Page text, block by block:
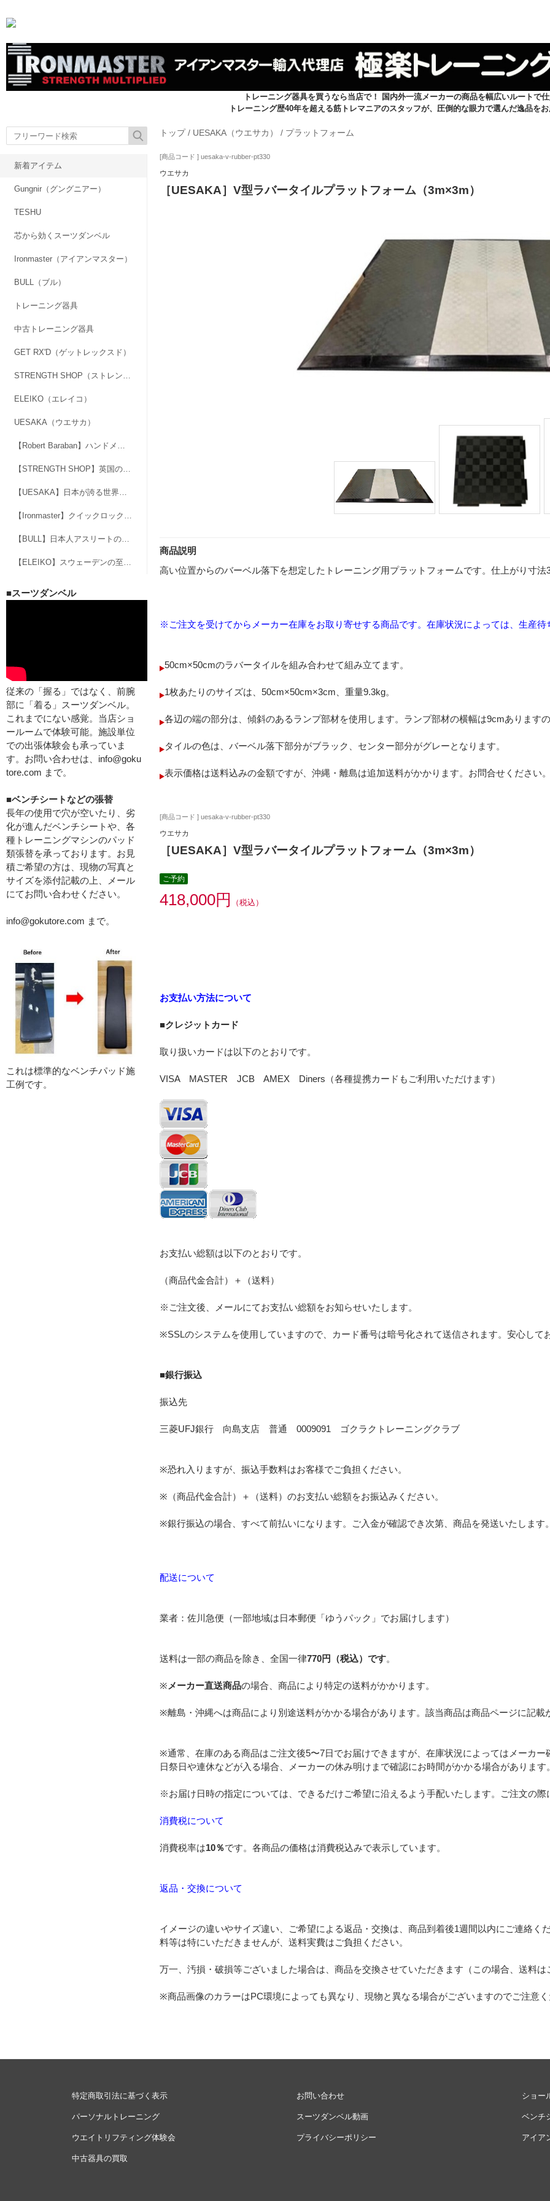
トレーニング器具を買うなら当店で！ 国内外一流メーカーの商品を幅広いルートで仕
トレーニング歴40年を超える筋トレマニアのスタッフが、圧倒的な眼力で選んだ逸品をお
新着アイテム
Gungnir（グングニアー）
TESHU
芯から効くスーツダンベル
Ironmaster（アイアンマスター）
BULL（ブル）
トレーニング器具
中古トレーニング器具
GET RX'D（ゲットレックスド）
ELEIKO（エレイコ）
UESAKA（ウエサカ）
■スーツダンベル
従来の「握る」ではなく、前腕
部に「着る」スーツダンベル。
これまでにない感覚。当店ショ
ールームで体験可能。施設単位
での出張体験会も承っていま
す。お問い合わせは、info@goku
tore.com まで。
■ベンチシートなどの張替
長年の使用で穴が空いたり、劣
化が進んだベンチシートや、各
種トレーニングマシンのパッド
類張替を承っております。お見
積ご希望の方は、現物の写真と
サイズを添付記載の上、メール
にてお問い合わせください。
info@gokutore.com まで。
これは標準的なベンチパッド施
工例です。
トップ/ UESAKA（ウエサカ） / プラットフォーム
[商品コード ] uesaka-v-rubber-pt330
ウエサカ
［UESAKA］V型ラバータイルプラットフォーム（3m×3m）
商品説明
高い位置からのバーベル落下を想定したトレーニング用プラットフォームです。仕上がり寸法
※ご注文を受けてからメーカー在庫をお取り寄せする商品です。在庫状況によっては、生産待
50cm×50cmのラバータイルを組み合わせて組み立てます。
1枚あたりのサイズは、50cm×50cm×3cm、重量9.3kg。
各辺の端の部分は、傾斜のあるランプ部材を使用します。ランプ部材の横幅は9cmあります
タイルの色は、バーベル落下部分がブラック、センター部分がグレーとなります。
表示価格は送料込みの金額ですが、沖縄・離島は追加送料がかかります。お問合せください。
[商品コード ] uesaka-v-rubber-pt330
ウエサカ
［UESAKA］V型ラバータイルプラットフォーム（3m×3m）
ご予約
418,000円 （税込）
お支払い方法について
■クレジットカード
取り扱いカードは以下のとおりです。
VISA MASTER JCB AMEX Diners（各種提携カードもご利用いただけます）
お支払い総額は以下のとおりです。
（商品代金合計）＋（送料）
※ご注文後、メールにてお支払い総額をお知らせいたします。
※SSLのシステムを使用していますので、カード番号は暗号化されて送信されます。安心して
■銀行振込
振込先
三菱UFJ銀行 向島支店 普通 0009091 ゴクラクトレーニングクラブ
※恐れ入りますが、振込手数料はお客様でご負担ください。
※（商品代金合計）＋（送料）のお支払い総額をお振込みください。
※銀行振込の場合、すべて前払いになります。ご入金が確認でき次第、商品を発送いたします。
配送について
業者：佐川急便（一部地域は日本郵便「ゆうパック」でお届けします）
送料は一部の商品を除き、全国一律770円（税込）です。
※ メーカー直送商品の場合、商品により特定の送料がかかります。
※離島・沖縄へは商品により別途送料がかかる場合があります。該当商品は商品ページに記載
※通常、在庫のある商品はご注文後5〜7日でお届けできますが、在庫状況によってはメーカー
日祭日や連休などが入る場合、メーカーの休み明けまで確認にお時間がかかる場合があります。
※お届け日時の指定については、できるだけご希望に沿えるよう手配いたします。ご注文の際
消費税について
消費税率は10％です。各商品の価格は消費税込みで表示しています。
返品・交換について
イメージの違いやサイズ違い、ご希望による返品・交換は、商品到着後1週間以内にご連絡
料等は特にいただきませんが、送料実費はご負担ください。
万一、汚損・破損等ございました場合は、商品を交換させていただきます（この場合、送料は
※商品画像のカラーはPC環境によっても異なり、現物と異なる場合がございますのでご注意く
特定商取引法に基づく表示 お問い合わせ ショー
パーソナルトレーニング スーツダンベル動画 ベンチ
ウエイトリフティング体験会 プライバシーポリシー アイア
中古器具の買取